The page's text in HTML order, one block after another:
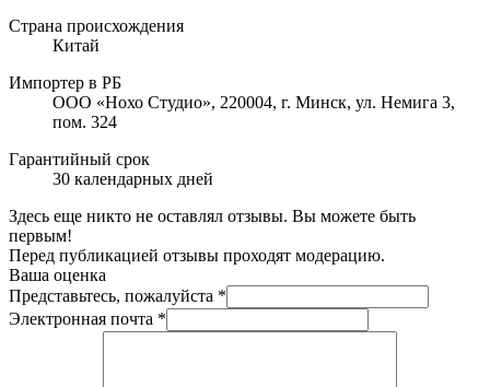
Страна происхождения
Китай
Импортер в РБ
ООО «Нохо Студио», 220004, г. Минск, ул. Немига 3,
пом. 324
Гарантийный срок
30 календарных дней
Здесь еще никто не оставлял отзывы. Вы можете быть
первым!
Перед публикацией отзывы проходят модерацию.
Ваша оценка
Представьтесь, пожалуйста *
Электронная почта *